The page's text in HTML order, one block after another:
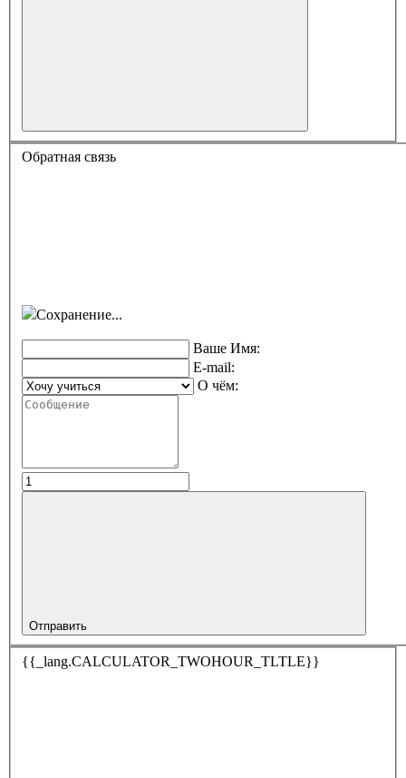
Обратная связь
Сохранение...
Ваше Имя:
E-mail:
О чём:
Отправить
{{_lang.CALCULATOR_TWOHOUR_TLTLE}}